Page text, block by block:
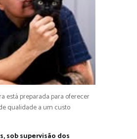
está preparada para oferecer
qualidade a um custo
sob supervisão dos